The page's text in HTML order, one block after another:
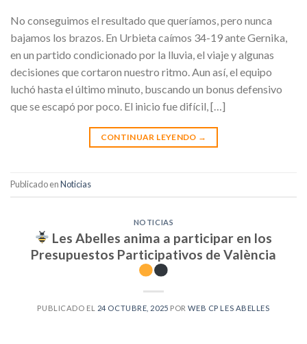
No conseguimos el resultado que queríamos, pero nunca
bajamos los brazos. En Urbieta caímos 34-19 ante Gernika,
en un partido condicionado por la lluvia, el viaje y algunas
decisiones que cortaron nuestro ritmo. Aun así, el equipo
luchó hasta el último minuto, buscando un bonus defensivo
que se escapó por poco. El inicio fue difícil, […]
CONTINUAR LEYENDO →
Publicado enNoticias
NOTICIAS
Les Abelles anima a participar en los
Presupuestos Participativos de València
PUBLICADO EL 24 OCTUBRE, 2025 PORWEB CP LES ABELLES